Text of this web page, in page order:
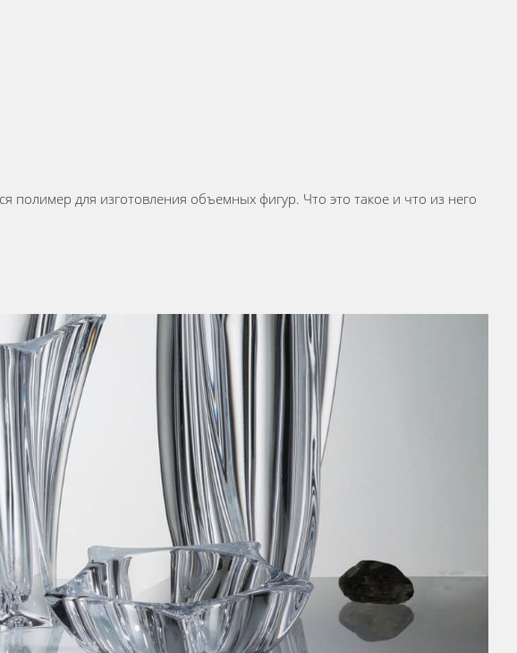
полимер для изготовления объемных фигур. Что это такое и что из него